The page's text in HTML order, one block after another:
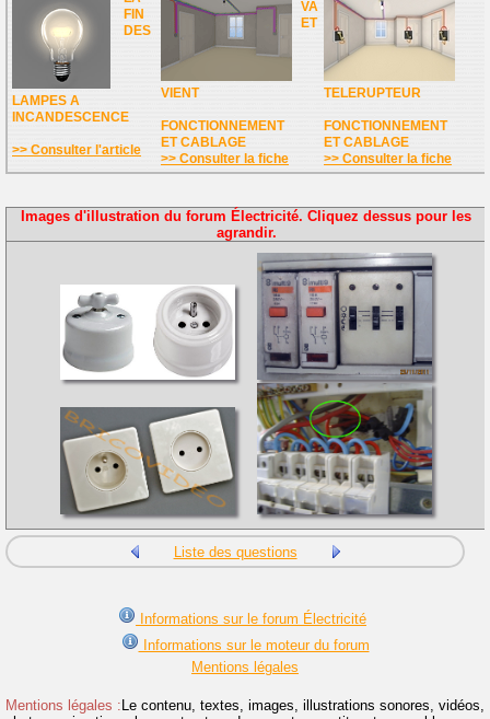
FIN
DES
LAMPES A
INCANDESCENCE
>> Consulter l'article
VA
ET
VIENT
FONCTIONNEMENT
ET CABLAGE
>> Consulter la fiche
TELERUPTEUR
FONCTIONNEMENT
ET CABLAGE
>> Consulter la fiche
Images d'illustration du forum Électricité. Cliquez dessus pour les
agrandir.
Liste des questions
Informations sur le forum Électricité
Informations sur le moteur du forum
Mentions légales
Mentions légales :Le contenu, textes, images, illustrations sonores, vidéos,